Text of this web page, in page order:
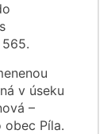
v úseku
–
obec Píla.